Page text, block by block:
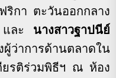
กา ตะวันออกกลาง
และ นางสาวฐาปนีย์
ว่าการด้านตลาดใน
ยรติร่วมพิธีฯ ณ ห้อง